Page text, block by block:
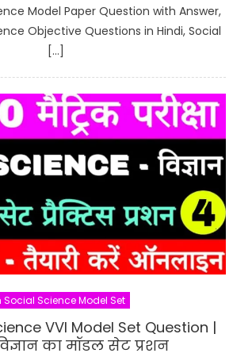
Model Paper Question with Answer,
Objective Questions in Hindi, Social
[…]
Social Science Model Set
VVI Model Set Question |
का मॉडल सेट प्रशन